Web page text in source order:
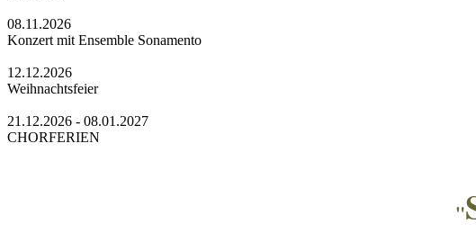
08.11.2026
Konzert mit Ensemble Sonamento
12.12.2026
Weihnachtsfeier
21.12.2026 - 08.01.2027
CHORFERIEN
"